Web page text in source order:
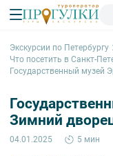
Экскурсии по Петербургу
Что посетить в Санкт-
Государственный музей
Зимний
04.01.2025 5 мин